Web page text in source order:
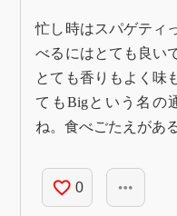
忙し時はスパゲティ
べるにはとても良い
とても香りもよく味
てもBigという名の
ね。食べごたえがあ
favorite_border 0 more_horiz